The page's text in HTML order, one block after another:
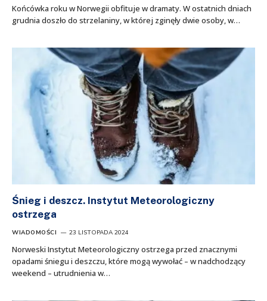
Końcówka roku w Norwegii obfituje w dramaty. W ostatnich dniach
grudnia doszło do strzelaniny, w której zginęły dwie osoby, w…
Śnieg i deszcz. Instytut Meteorologiczny
ostrzega
WIADOMOŚCI 23 LISTOPADA 2024
Norweski Instytut Meteorologiczny ostrzega przed znacznymi
opadami śniegu i deszczu, które mogą wywołać – w nadchodzący
weekend – utrudnienia w…